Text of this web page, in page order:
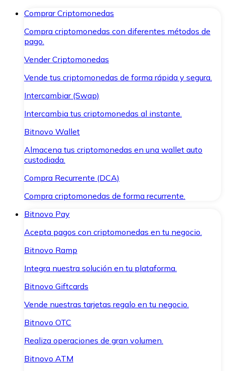
Comprar Criptomonedas
Compra criptomonedas con diferentes métodos de
pago.
Vender Criptomonedas
Vende tus criptomonedas de forma rápida y segura.
Intercambiar (Swap)
Intercambia tus criptomonedas al instante.
Bitnovo Wallet
Almacena tus criptomonedas en una wallet auto
custodiada.
Compra Recurrente (DCA)
Compra criptomonedas de forma recurrente.
Bitnovo Pay
Acepta pagos con criptomonedas en tu negocio.
Bitnovo Ramp
Integra nuestra solución en tu plataforma.
Bitnovo Giftcards
Vende nuestras tarjetas regalo en tu negocio.
Bitnovo OTC
Realiza operaciones de gran volumen.
Bitnovo ATM